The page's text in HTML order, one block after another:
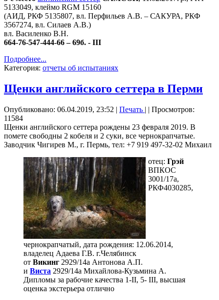
5133049, клеймо RGM 15160
(АИД, РКФ 5135807, вл. Перфильев А.В. – САКУРА, РКФ
3567274, вл. Силаев А.В.)
вл. Василенко В.Н.
664-76-547-444-66 – 69б. - III
Подробнее...
Категория: отчеты об испытаниях
Щенки английского сеттера в Перми
Опубликовано: 06.04.2019, 23:52 | Печать | | Просмотров:
11584
Щенки английского сеттера рождены 23 февраля 2019. В
помете свободны 2 кобеля и 2 суки, все чернокрапчатые.
Заводчик Чигирев М., г. Пермь, тел: +7 919 497-32-02 Михаил
отец: Грэй
ВПКОС
3001/17а,
РКФ4030285,
чернокрапчатый, дата рождения: 12.06.2014,
владелец Адаева Г.В. г.Челябинск
от Викинг 2929/14а Антонова А.П.
и Виста 2929/14а Михайлова-Кузьмина А.
Дипломы за рабочие качества 1-II, 5- III, высшая
оценка экстерьера отлично